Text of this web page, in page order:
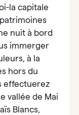
la capitale
nuit à bord
immerger
à la
hors du
effectuerez
vallée de Mai
Blancs,